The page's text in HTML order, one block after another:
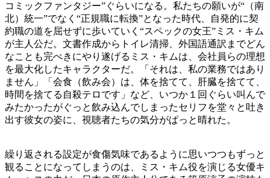
コミックファンタジー”ぐらいになる。私たちの願いが“（南
北）統一”でなく“正規職に転換”となった時代、自発的に契
約職の道を屈せずに歩いていく“スペックの女王”ミス・キム
が主人公だ。文書作成からトイレ清掃、外国語通訳までどん
なことも完ぺきにやり遂げるミス・キムは、会社員らの理想
を最大化したキャラクターだ。「それは、私の業務ではあり
ません」「会食（飲み会）は、体を捨てて、肝臓を捨てて、
時間を捨てる自殺テロです」など、いつか１回ぐらい叫んで
みたかったがぐっと飲み込んでしまったセリフを堂々と吐き
出す彼女の姿に、視聴者たちの気分がぱっと晴れた。
繰り返される設定が食傷気味であるように思いつつもずっと
観ることになってしまうのは、ミス・キム役を演じる女優キ